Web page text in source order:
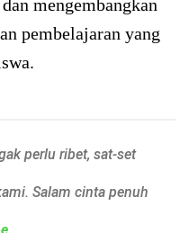
mengembangkan
pembelajaran yang
perlu ribet, sat-set
Salam cinta penuh